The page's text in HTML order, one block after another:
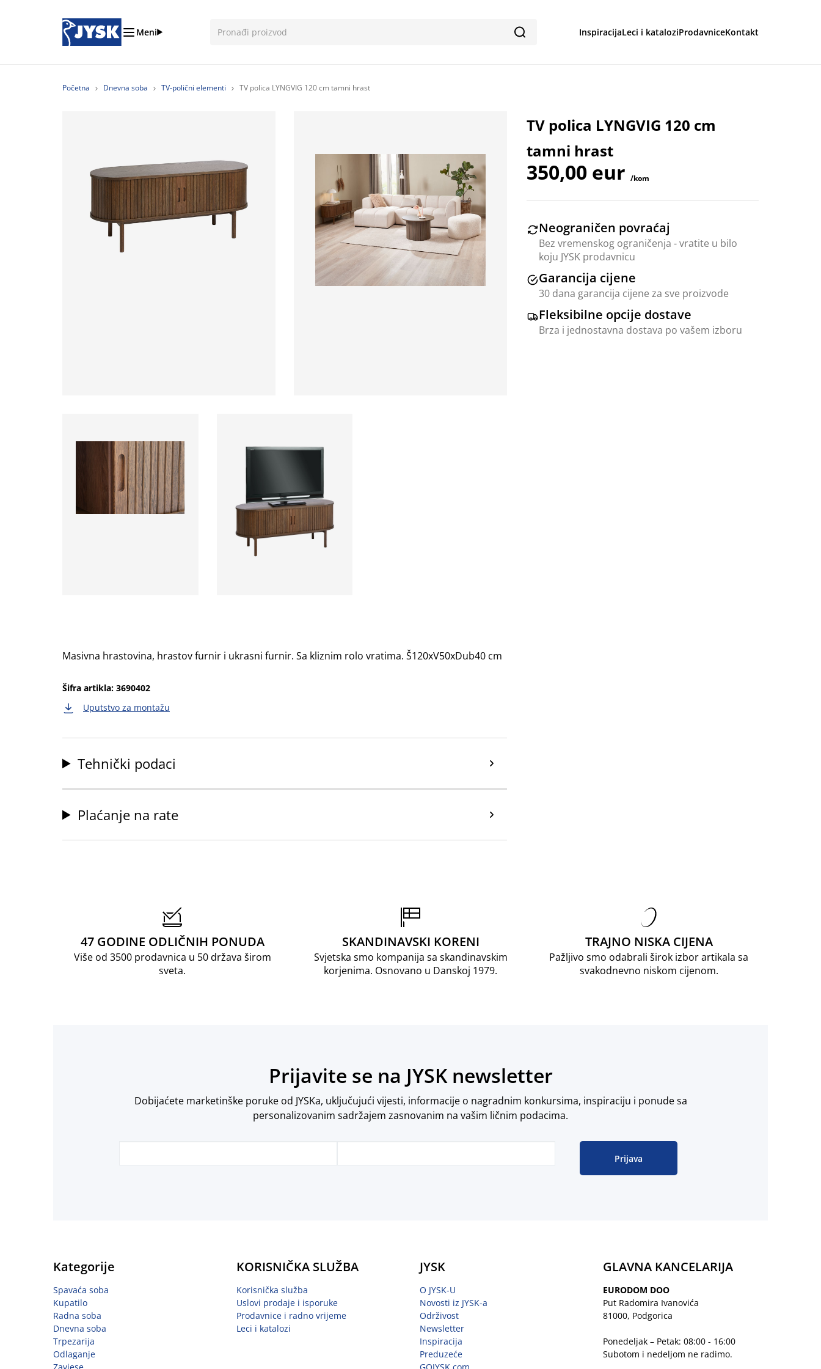
Meni InspiracijaLeci i kataloziProdavniceKontakt
Pretraga
Početna Dnevna soba TV-polični elementi TV polica LYNGVIG 120 cm tamni hrast
TV polica LYNGVIG 120 cm
tamni hrast
350,00 eur /kom
Neograničen povraćaj
Bez vremenskog ograničenja - vratite u bilo
koju JYSK prodavnicu
Garancija cijene
30 dana garancija cijene za sve proizvode
Fleksibilne opcije dostave
Brza i jednostavna dostava po vašem izboru
Masivna hrastovina, hrastov furnir i ukrasni furnir. Sa kliznim rolo vratima. Š120xV50xDub40 cm
Šifra artikla: 3690402
Uputstvo za montažu
Tehnički podaci
Plaćanje na rate
47 GODINE ODLIČNIH PONUDA
Više od 3500 prodavnica u 50 država širom
sveta.
SKANDINAVSKI KORENI
Svjetska smo kompanija sa skandinavskim
korjenima. Osnovano u Danskoj 1979.
TRAJNO NISKA CIJENA
Pažljivo smo odabrali širok izbor artikala sa
svakodnevno niskom cijenom.
Prijavite se na JYSK newsletter
Dobijaćete marketinške poruke od JYSKa, uključujući vijesti, informacije o nagradnim konkursima, inspiraciju i ponude sa
personalizovanim sadržajem zasnovanim na vašim ličnim podacima.
Prijava
Kategorije
Spavaća soba
Kupatilo
Radna soba
Dnevna soba
Trpezarija
Odlaganje
KORISNIČKA SLUŽBA
Korisnička služba
Uslovi prodaje i isporuke
Prodavnice i radno vrijeme
Leci i katalozi
JYSK
O JYSK-U
Novosti iz JYSK-a
Održivost
Newsletter
Inspiracija
Preduzeće
GLAVNA KANCELARIJA
EURODOM DOO
Put Radomira Ivanovića
81000, Podgorica
Ponedeljak – Petak: 08:00 - 16:00
Subotom i nedeljom ne radimo.